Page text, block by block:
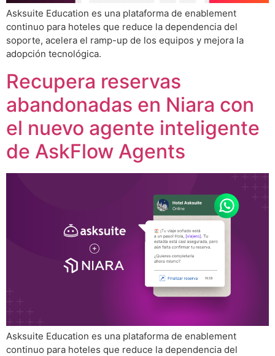
Asksuite Education es una plataforma de enablement
continuo para hoteles que reduce la dependencia del
soporte, acelera el ramp-up de los equipos y mejora la
adopción tecnológica.
Recupera reservas
abandonadas en Niara con
el nuevo agente inteligente
de AskFlow Agents
Asksuite Education es una plataforma de enablement
continuo para hoteles que reduce la dependencia del